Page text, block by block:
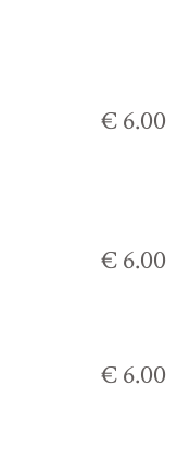
€ 6.00
€ 6.00
€ 6.00